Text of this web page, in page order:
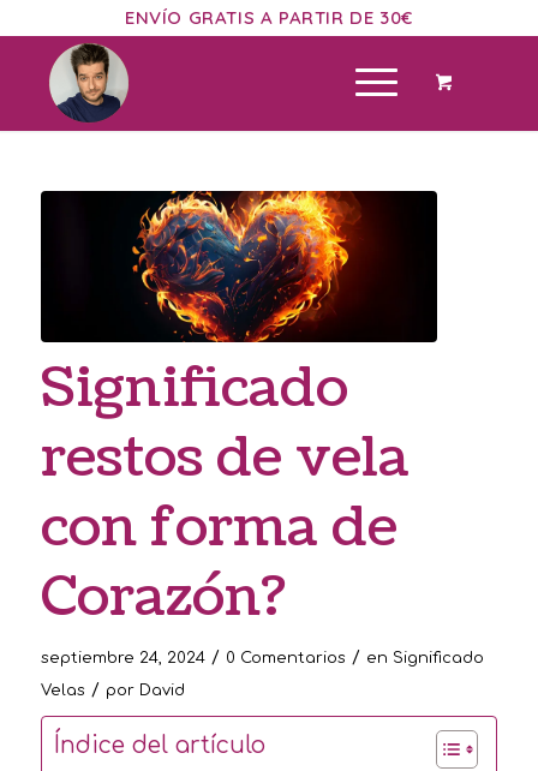
ENVÍO GRATIS A PARTIR DE 30€
Significado
restos de vela
con forma de
Corazón?
septiembre 24, 2024 / 0 Comentarios / en Significado
Velas / por David
Índice del artículo